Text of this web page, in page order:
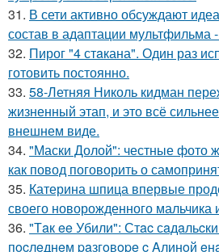
31. В сети активно обсуждают
состав в адаптации мультфильма
32. Пирог "4 стaкана". Один раз
готовить постоянно.
33. 58-Летняя Николь кидман
жизненный этап, и это всё
внешнем виде.
34. "Маски Долой": честные фото
как повод поговорить о
35. Катерина шпица впервые
своего новорожденного
36. "Тaк ee Убили": Стac
пocлeднeм paзгoвope c Aлинoй